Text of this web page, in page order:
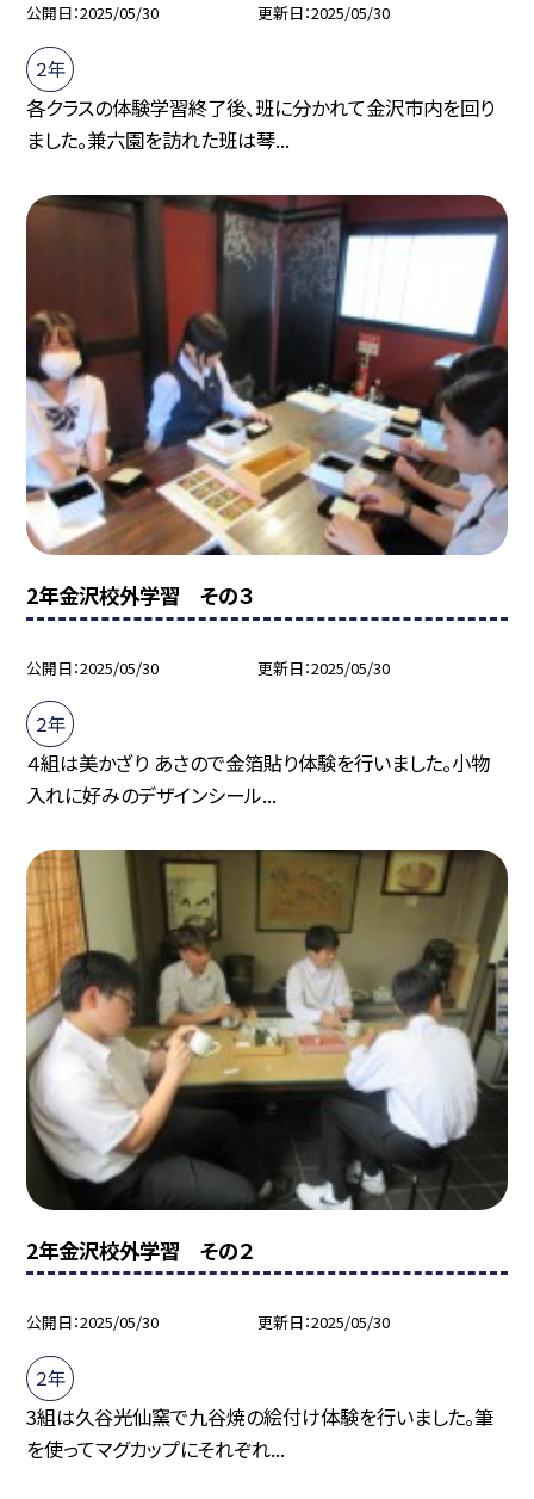
公開日 2025/05/30 更新日 2025/05/30
２年
各クラスの体験学習終了後、班に分かれて金沢市内を回り
ました。兼六園を訪れた班は琴...
2年金沢校外学習 その３
公開日 2025/05/30 更新日 2025/05/30
２年
４組は美かざり あさので金箔貼り体験を行いました。小物
入れに好みのデザインシール...
2年金沢校外学習 その２
公開日 2025/05/30 更新日 2025/05/30
２年
3組は久谷光仙窯で九谷焼の絵付け体験を行いました。筆
を使ってマグカップにそれぞれ...